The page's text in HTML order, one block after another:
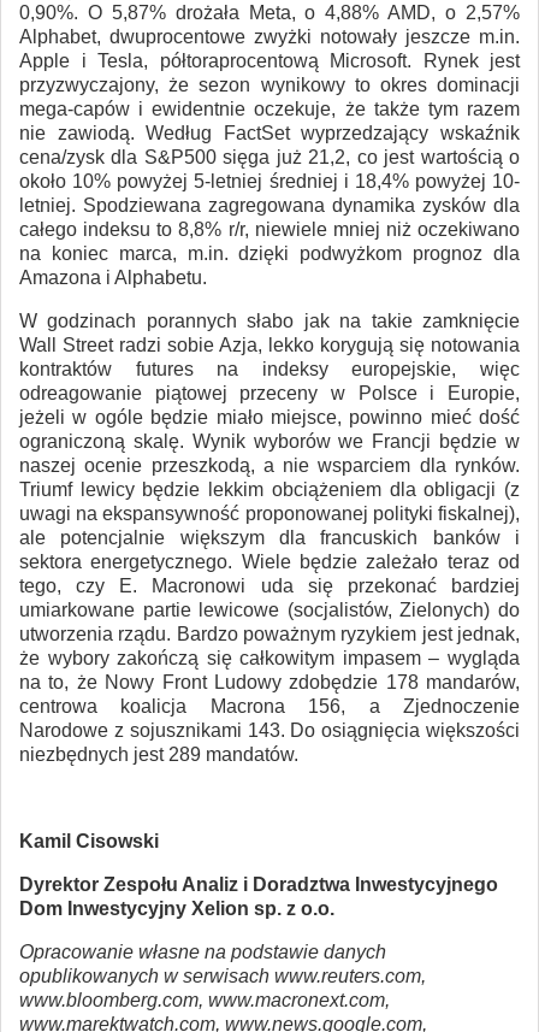
0,90%. O 5,87% drożała Meta, o 4,88% AMD, o 2,57%
Alphabet, dwuprocentowe zwyżki notowały jeszcze m.in.
Apple i Tesla, półtoraprocentową Microsoft. Rynek jest
przyzwyczajony, że sezon wynikowy to okres dominacji
mega-capów i ewidentnie oczekuje, że także tym razem
nie zawiodą. Według FactSet wyprzedzający wskaźnik
cena/zysk dla S&P500 sięga już 21,2, co jest wartością o
około 10% powyżej 5-letniej średniej i 18,4% powyżej 10-
letniej. Spodziewana zagregowana dynamika zysków dla
całego indeksu to 8,8% r/r, niewiele mniej niż oczekiwano
na koniec marca, m.in. dzięki podwyżkom prognoz dla
Amazona i Alphabetu.
W godzinach porannych słabo jak na takie zamknięcie
Wall Street radzi sobie Azja, lekko korygują się notowania
kontraktów futures na indeksy europejskie, więc
odreagowanie piątowej przeceny w Polsce i Europie,
jeżeli w ogóle będzie miało miejsce, powinno mieć dość
ograniczoną skalę. Wynik wyborów we Francji będzie w
naszej ocenie przeszkodą, a nie wsparciem dla rynków.
Triumf lewicy będzie lekkim obciążeniem dla obligacji (z
uwagi na ekspansywność proponowanej polityki fiskalnej),
ale potencjalnie większym dla francuskich banków i
sektora energetycznego. Wiele będzie zależało teraz od
tego, czy E. Macronowi uda się przekonać bardziej
umiarkowane partie lewicowe (socjalistów, Zielonych) do
utworzenia rządu. Bardzo poważnym ryzykiem jest jednak,
że wybory zakończą się całkowitym impasem – wygląda
na to, że Nowy Front Ludowy zdobędzie 178 mandarów,
centrowa koalicja Macrona 156, a Zjednoczenie
Narodowe z sojusznikami 143. Do osiągnięcia większości
niezbędnych jest 289 mandatów.
Kamil Cisowski
Dyrektor Zespołu Analiz i Doradztwa Inwestycyjnego
Dom Inwestycyjny Xelion sp. z o.o.
Opracowanie własne na podstawie danych
opublikowanych w serwisach www.reuters.com,
www.bloomberg.com, www.macronext.com,
www.marektwatch.com, www.news.google.com,